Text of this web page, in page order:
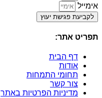
אימייל
לקביעת פגישת יעוץ
תפריט אתר:
דף הבית
אודות
תחומי התמחות
צור קשר
מדיניות הפרטיות באתר